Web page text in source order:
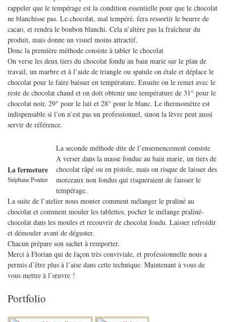
rappeler que le tempérage est la condition essentielle pour que le chocolat
ne blanchisse pas. Le chocolat, mal tempéré, fera ressortir le beurre de
cacao, et rendra le bonbon blanchi. Cela n’altère pas la fraîcheur du
produit, mais donne un visuel moins attractif.
Donc la première méthode consiste à tabler le chocolat
On verse les deux tiers du chocolat fondu au bain marie sur le plan de
travail, un marbre et à l’aide de triangle ou spatule on étale et déplace le
chocolat pour le faire baisser en température. Ensuite on le remet avec le
reste de chocolat chaud et on doit obtenir une température de 31° pour le
chocolat noir, 29° pour le lait et 28° pour le blanc. Le thermomètre est
indispensable si l’on n’est pas un professionnel, sinon la lèvre peut aussi
servir de référence.
La fermeture
Stéphane Pontier
La seconde méthode dite de l’ensemencement consiste
A verser dans la masse fondue au bain marie, un tiers de
chocolat râpé ou en pistole, mais on risque de laisser des
morceaux non fondus qui risqueraient de fausser le
tempérage.
La suite de l’atelier nous monter comment mélanger le praliné au
chocolat et comment mouler les tablettes, pocher le mélange praliné-
chocolat dans les moules et recouvrir de chocolat fondu. Laisser refroidir
et démouler avant de déguster.
Chacun prépare son sachet à remporter.
Merci à Florian qui de façon très conviviale, et professionnelle nous a
permis d’être plus à l’aise dans cette technique. Maintenant à vous de
vous mettre à l’œuvre !
Portfolio